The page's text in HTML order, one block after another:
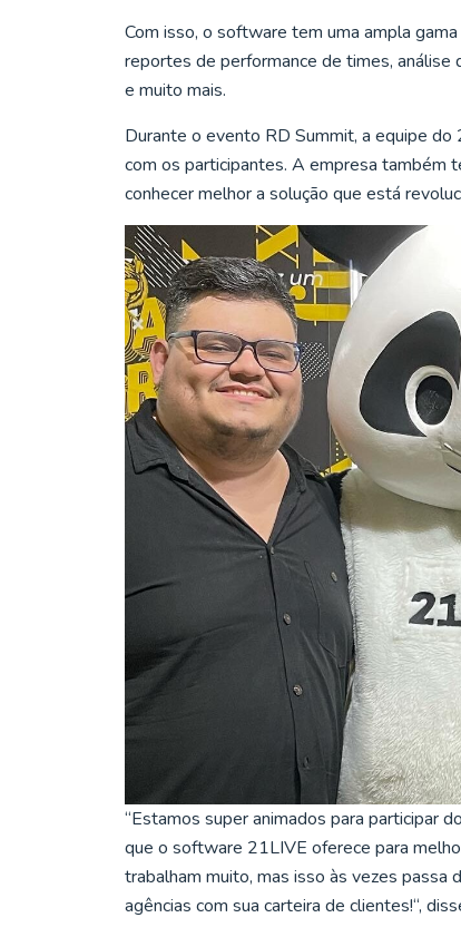
Com isso, o software tem uma ampla
reportes de performance de times, análise
e muito mais.
Durante o evento RD Summit, a equipe
com os participantes. A empresa também
conhecer melhor a solução que está
“Estamos super animados para participar
que o software 21LIVE oferece para
trabalham muito, mas isso às vezes
agências com sua carteira de clientes!“,